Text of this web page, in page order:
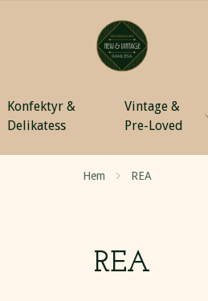
Konfektyr &
Delikatess
Vintage &
Pre-Loved
Hem REA
REA